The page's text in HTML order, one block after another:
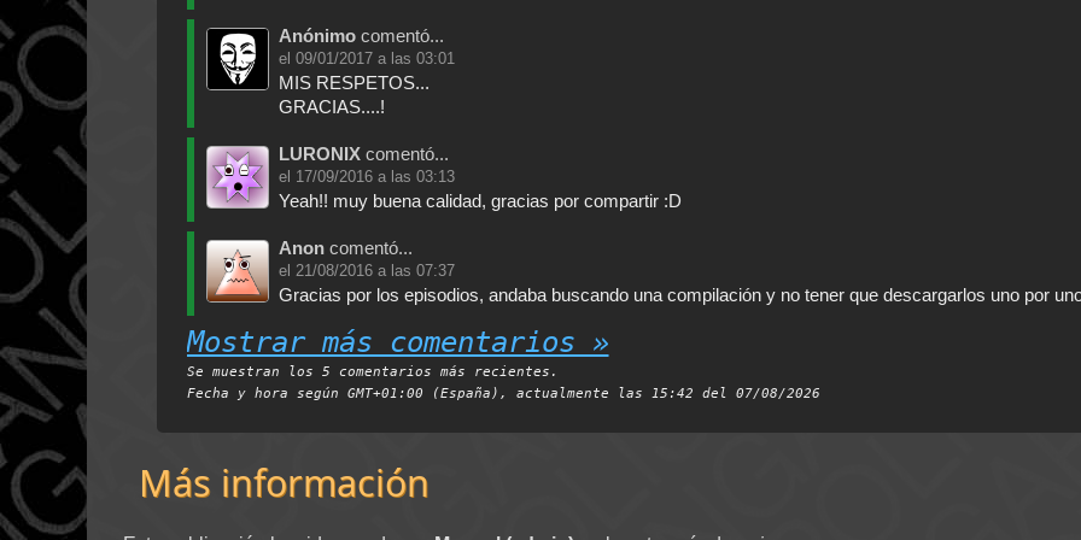
Anónimocomentó...
el 09/01/2017 a las 03:01
MIS RESPETOS...
GRACIAS....!
LURONIXcomentó...
el 17/09/2016 a las 03:13
Yeah!! muy buena calidad, gracias por compartir :D
Anoncomentó...
el 21/08/2016 a las 07:37
Gracias por los episodios, andaba buscando una compilación y no tener que descargarlos uno por
Mostrar más comentarios »
Se muestran los 5 comentarios más recientes.
Fecha y hora según GMT+01:00 (España) , actualmente las 15:42 del 07/08/2026
Más información